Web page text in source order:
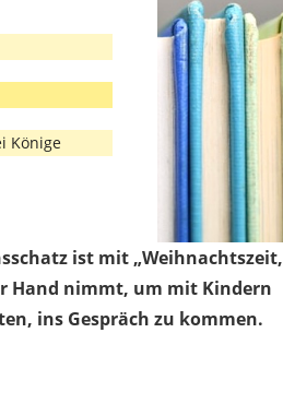
Könige
ist mit „Weihnachtszeit,
Hand nimmt, um mit Kindern
ins Gespräch zu kommen.